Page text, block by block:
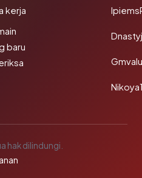
kerja
baru
hak dilindungi.